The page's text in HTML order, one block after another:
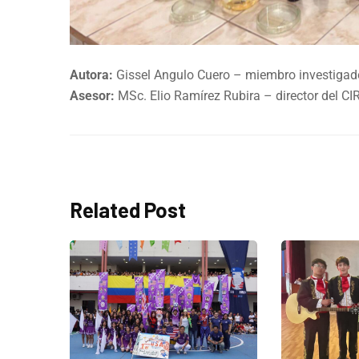
Autora: Gissel Angulo Cuero – miembro
Asesor: MSc. Elio Ramírez Rubira – director del
Related Post